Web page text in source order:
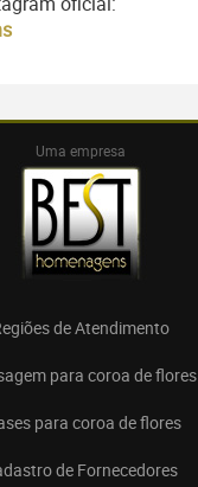
Uma empresa
de Atendimento
para coroa de flores
para coroa de flores
de Fornecedores